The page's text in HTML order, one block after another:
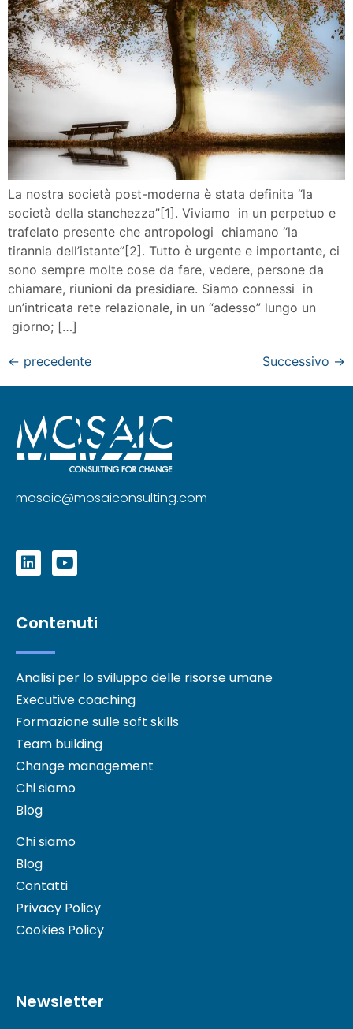
La nostra società post-moderna è stata definita “la
società della stanchezza”[1]. Viviamo in un perpetuo e
trafelato presente che antropologi chiamano “la
tirannia dell’istante”[2]. Tutto è urgente e importante, ci
sono sempre molte cose da fare, vedere, persone da
chiamare, riunioni da presidiare. Siamo connessi in
un’intricata rete relazionale, in un “adesso” lungo un
giorno; […]
← precedente Successivo →
mosaic@mosaiconsulting.com
Contenuti
Analisi per lo sviluppo delle risorse umane
Executive coaching
Formazione sulle soft skills
Team building
Change management
Chi siamo
Blog
Chi siamo
Blog
Contatti
Privacy Policy
Cookies Policy
Newsletter